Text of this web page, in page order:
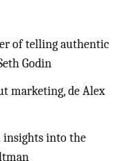
of telling authentic
Godin
marketing, de Alex
insights into the